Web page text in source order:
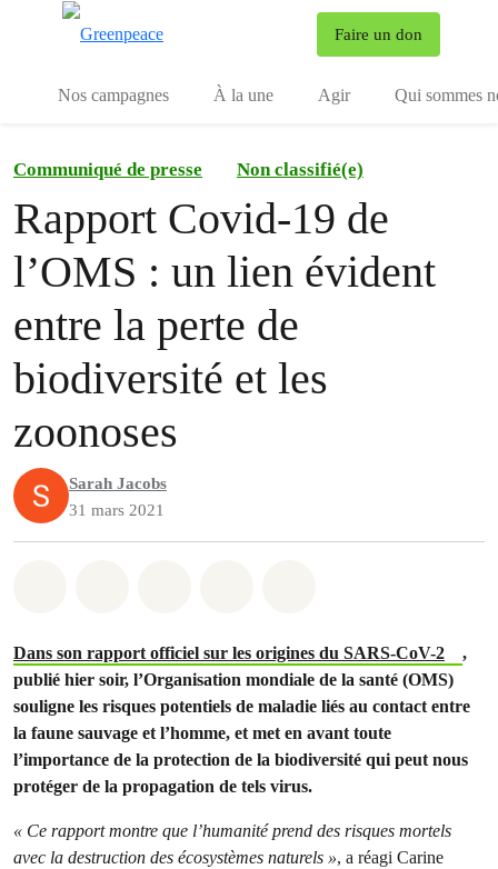
Faire un don
Nos campagnes À la une Agir Qui sommes
Communiqué de presse Non classifié(e)
Rapport Covid-19 de
l’OMS : un lien évident
entre la perte de
biodiversité et les
zoonoses
Sarah Jacobs
31 mars 2021
Dans son rapport officiel sur les origines du SARS-CoV-2
,
publié hier soir, l’Organisation mondiale de la santé (OMS)
souligne les risques potentiels de maladie liés au contact entre
la faune sauvage et l’homme, et met en avant toute
l’importance de la protection de la biodiversité qui peut nous
protéger de la propagation de tels virus.
« Ce rapport montre que l’humanité prend des risques mortels
avec la destruction des écosystèmes naturels », a réagi Carine